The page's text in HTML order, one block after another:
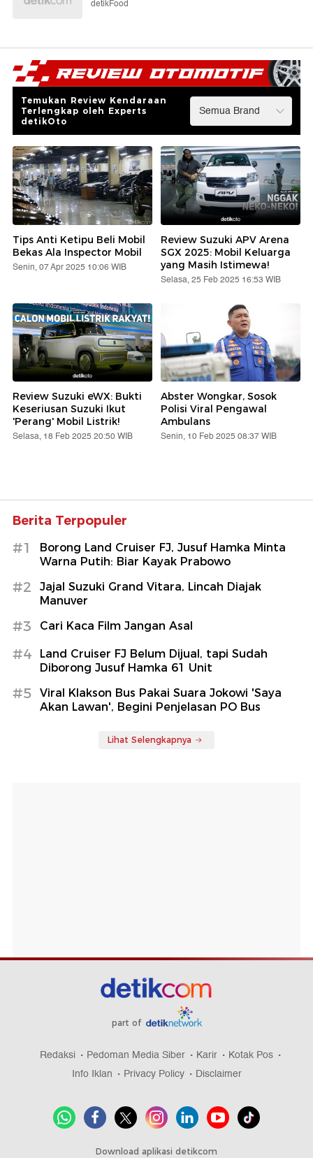
detikFood
Temukan Review Kendaraan
Terlengkap oleh Experts
detikOto
Tips Anti Ketipu Beli Mobil
Bekas Ala Inspector Mobil
Senin, 07 Apr 2025 10:06 WIB
Review Suzuki APV Arena
SGX 2025: Mobil Keluarga
yang Masih Istimewa!
Selasa, 25 Feb 2025 16:53 WIB
Review Suzuki eWX: Bukti
Keseriusan Suzuki Ikut
'Perang' Mobil Listrik!
Selasa, 18 Feb 2025 20:50 WIB
Abster Wongkar, Sosok
Polisi Viral Pengawal
Ambulans
Senin, 10 Feb 2025 08:37 WIB
Berita Terpopuler
#1
Borong Land Cruiser FJ, Jusuf Hamka Minta
Warna Putih: Biar Kayak Prabowo
#2
Jajal Suzuki Grand Vitara, Lincah Diajak
Manuver
#3 Cari Kaca Film Jangan Asal
#4
Land Cruiser FJ Belum Dijual, tapi Sudah
Diborong Jusuf Hamka 61 Unit
#5
Viral Klakson Bus Pakai Suara Jokowi 'Saya
Akan Lawan', Begini Penjelasan PO Bus
Lihat Selengkapnya
part of
Redaksi Pedoman Media Siber Karir
Kotak Pos
Info Iklan
Privacy Policy Disclaimer
Download aplikasi detikcom